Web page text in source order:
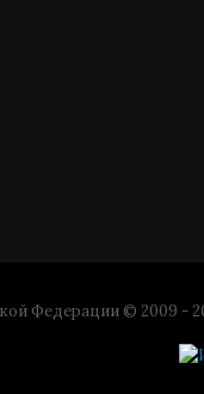
Федерации © 2009 -